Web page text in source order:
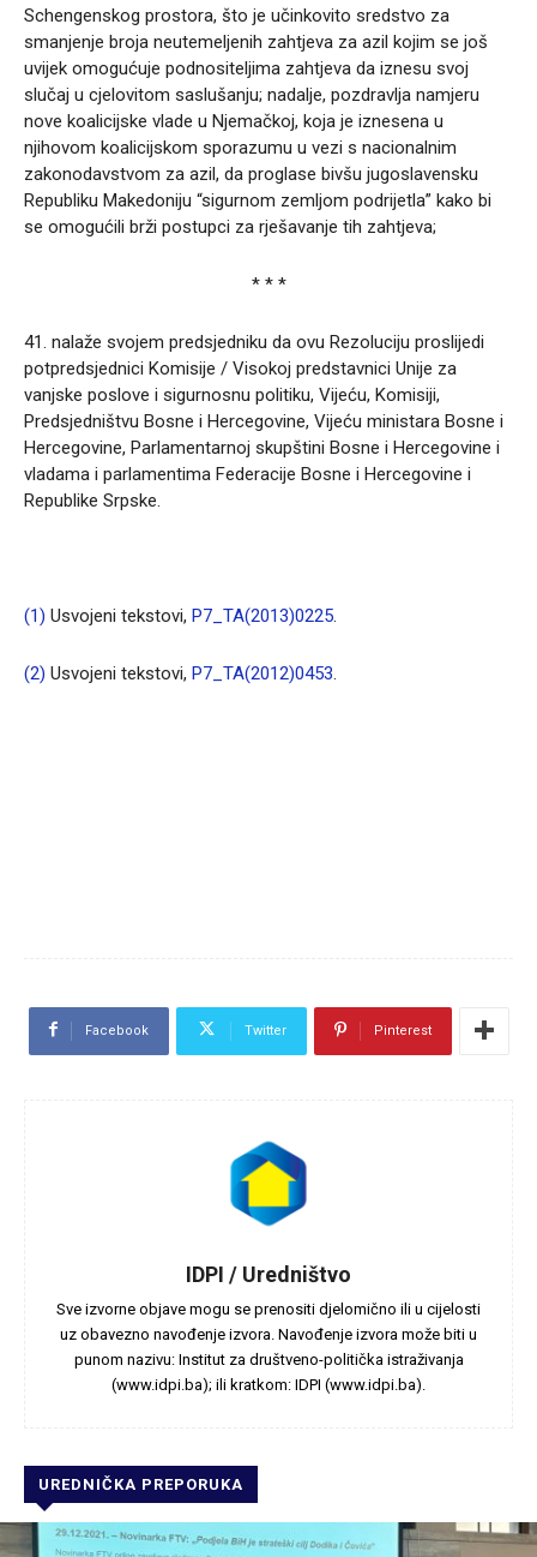
Schengenskog prostora, što je učinkovito sredstvo za
smanjenje broja neutemeljenih zahtjeva za azil kojim se još
uvijek omogućuje podnositeljima zahtjeva da iznesu svoj
slučaj u cjelovitom saslušanju; nadalje, pozdravlja namjeru
nove koalicijske vlade u Njemačkoj, koja je iznesena u
njihovom koalicijskom sporazumu u vezi s nacionalnim
zakonodavstvom za azil, da proglase bivšu jugoslavensku
Republiku Makedoniju “sigurnom zemljom podrijetla” kako bi
se omogućili brži postupci za rješavanje tih zahtjeva;
* * *
41. nalaže svojem predsjedniku da ovu Rezoluciju proslijedi
potpredsjednici Komisije / Visokoj predstavnici Unije za
vanjske poslove i sigurnosnu politiku, Vijeću, Komisiji,
Predsjedništvu Bosne i Hercegovine, Vijeću ministara Bosne i
Hercegovine, Parlamentarnoj skupštini Bosne i Hercegovine i
vladama i parlamentima Federacije Bosne i Hercegovine i
Republike Srpske.
(1) Usvojeni tekstovi, P7_TA(2013)0225
(2) Usvojeni tekstovi, P7_TA(2012)0453
Facebook Twitter Pinterest
IDPI / Uredništvo
Sve izvorne objave mogu se prenositi djelomično ili u cijelosti
uz obavezno navođenje izvora. Navođenje izvora može biti u
punom nazivu: Institut za društveno-politička istraživanja
(www.idpi.ba); ili kratkom: IDPI (www.idpi.ba).
UREDNIČKA PREPORUKA